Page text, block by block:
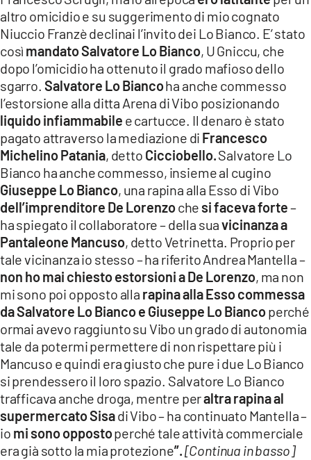
altro omicidio e su suggerimento di mio cognato
Niuccio Franzè declinai l’invito dei Lo Bianco. E’ stato
così mandato Salvatore Lo Bianco, U Gniccu, che
dopo l’omicidio ha ottenuto il grado mafioso dello
sgarro. Salvatore Lo Biancoha anche commesso
l’estorsione alla ditta Arena di Vibo posizionando
liquido infiammabile e cartucce. Il denaro è stato
pagato attraverso la mediazione di Francesco
Michelino Patania, detto Cicciobello.Salvatore Lo
Bianco ha anche commesso, insieme al cugino
Giuseppe Lo Bianco, una rapina alla Esso di Vibo
dell’imprenditore De Lorenzoche si faceva forte–
ha spiegato il collaboratore – della suavicinanza a
Pantaleone Mancuso, detto Vetrinetta. Proprio per
tale vicinanza io stesso – ha riferito Andrea Mantella –
non ho mai chiesto estorsioni a De Lorenzo, ma non
mi sono poi opposto alla rapina alla Esso commessa
da Salvatore Lo Bianco e Giuseppe Lo Biancoperché
ormai avevo raggiunto su Vibo un grado di autonomia
tale da potermi permettere di non rispettare più i
Mancuso e quindi era giusto che pure i due Lo Bianco
si prendessero il loro spazio. Salvatore Lo Bianco
trafficava anche droga, mentre peraltra rapina al
supermercato Sisadi Vibo – ha continuato Mantella –
io mi sono oppostoperché tale attività commerciale
era già sotto la mia protezione”.[Continua in basso]